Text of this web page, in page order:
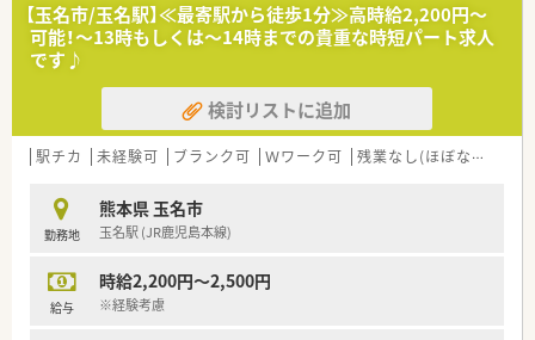
【玉名市/玉名駅】≪最寄駅から徒歩1分≫高時給2,200円～
可能！～13時もしくは～14時までの貴重な時短パート求人
です♪
検討リストに追加
駅チカ 未経験可 ブランク可 Ｗワーク可 残業なし(ほぼなし含む)
勤務地
熊本県 玉名市
玉名駅 (JR鹿児島本線)
給与
時給2,200円～2,500円
※経験考慮